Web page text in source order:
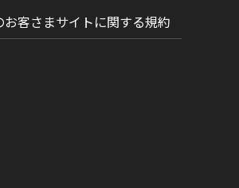
お客さまサイトに関する規約